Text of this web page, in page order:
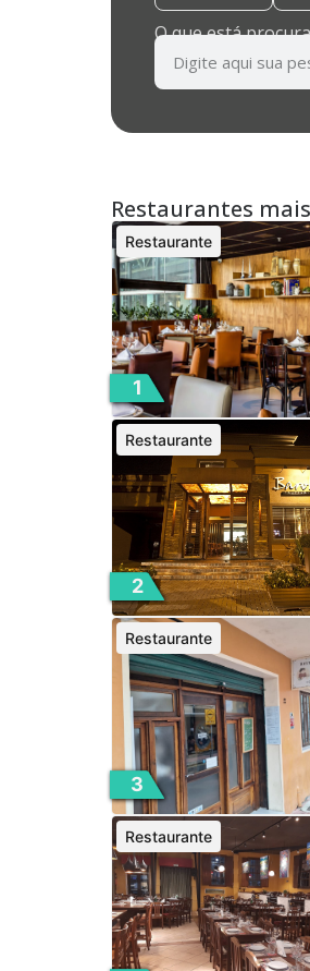
O que está
Restaurantes
1
Restaurante
2
Restaurante
3
Restaurante
Restaurante